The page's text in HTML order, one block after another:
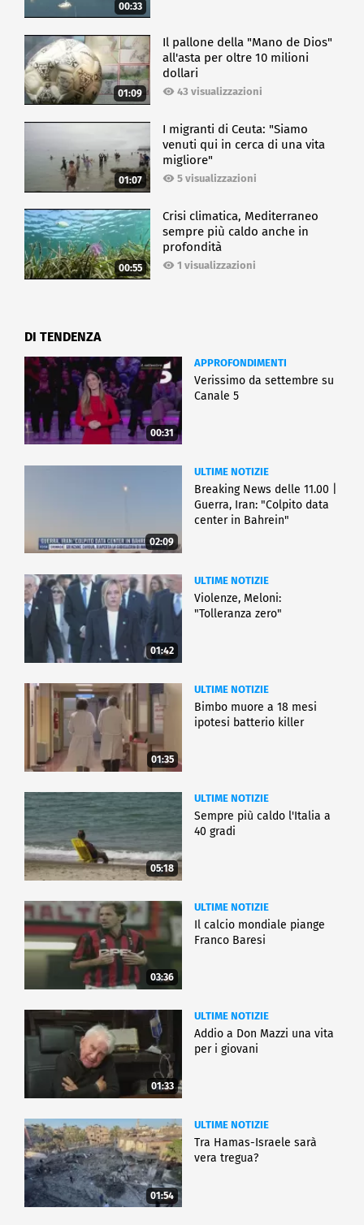
00:33
01:09
Il pallone della "Mano de Dios"
all'asta per oltre 10 milioni
dollari
43 visualizzazioni
01:07
I migranti di Ceuta: "Siamo
venuti qui in cerca di una vita
migliore"
5 visualizzazioni
00:55
Crisi climatica, Mediterraneo
sempre più caldo anche in
profondità
1 visualizzazioni
DI TENDENZA
00:31
APPROFONDIMENTI
Verissimo da settembre su
Canale 5
02:09
ULTIME NOTIZIE
Breaking News delle 11.00 |
Guerra, Iran: "Colpito data
center in Bahrein"
01:42
ULTIME NOTIZIE
Violenze, Meloni:
"Tolleranza zero"
01:35
ULTIME NOTIZIE
Bimbo muore a 18 mesi
ipotesi batterio killer
05:18
ULTIME NOTIZIE
Sempre più caldo l'Italia a
40 gradi
03:36
ULTIME NOTIZIE
Il calcio mondiale piange
Franco Baresi
01:33
ULTIME NOTIZIE
Addio a Don Mazzi una vita
per i giovani
01:54
ULTIME NOTIZIE
Tra Hamas-Israele sarà
vera tregua?